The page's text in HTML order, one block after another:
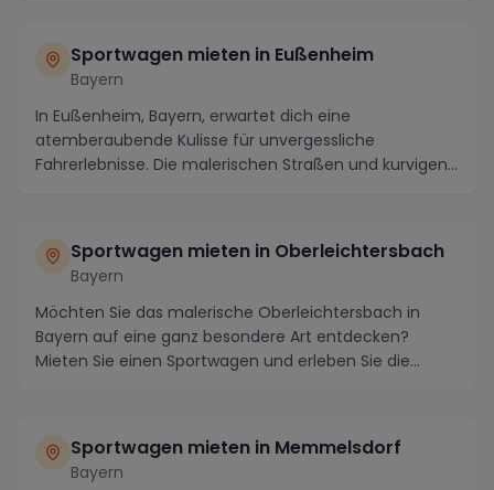
Sportwagen mieten in Eußenheim
Bayern
In Eußenheim, Bayern, erwartet dich eine
atemberaubende Kulisse für unvergessliche
Fahrerlebnisse. Die malerischen Straßen und kurvigen
Sportwagen mieten in Oberleichtersbach
Bayern
Möchten Sie das malerische Oberleichtersbach in
Bayern auf eine ganz besondere Art entdecken?
Mieten Sie einen Sportwagen und erleben Sie die
Sportwagen mieten in Memmelsdorf
Bayern